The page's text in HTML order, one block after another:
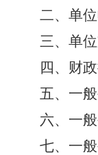
二、 单位
三、 单位
四、财
五、一
六、一
七、一